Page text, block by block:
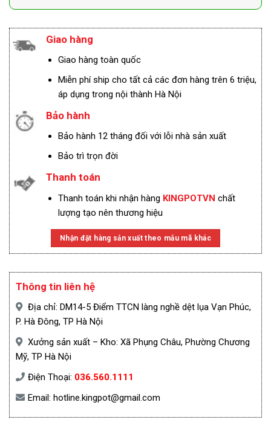
Giao hàng
Giao hàng toàn quốc
Miễn phí ship cho tất cả các đơn hàng trên 6 triệu,
áp dụng trong nội thành Hà Nội
Bảo hành
Bảo hành 12 tháng đối với lỗi nhà sản xuất
Bảo trì trọn đời
Thanh toán
Thanh toán khi nhận hàng KINGPOTVN chất
lượng tạo nên thương hiệu
Nhận đặt hàng sản xuất theo mẫu mã khác
Thông tin liên hệ
Địa chỉ: DM14-5 Điểm TTCN làng nghề dệt lụa Vạn Phúc,
P. Hà Đông, TP Hà Nội
Xưởng sản xuất – Kho: Xã Phụng Châu, Phường Chương
Mỹ, TP Hà Nội
Điện Thoại: 036.560.1111
Email: hotline.kingpot@gmail.com